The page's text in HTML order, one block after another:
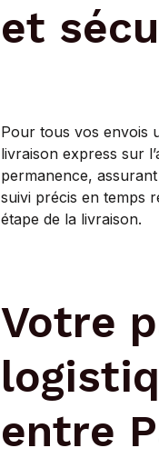
et
Pour tous vos envois
livraison express sur
permanence,
suivi précis en temps
étape de la livraison.
Votre
entre